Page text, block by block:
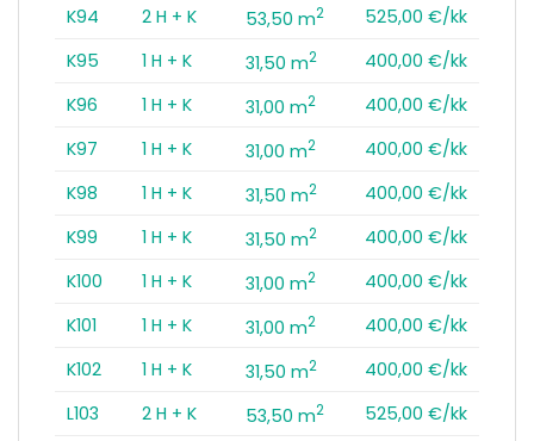
K94
2 H + K 53,50 m2
525,00 €/kk
K95
1 H + K 31,50 m2
400,00 €/kk
K96
1 H + K 31,00 m2
400,00 €/kk
K97
1 H + K 31,00 m2
400,00 €/kk
K98
1 H + K 31,50 m2
400,00 €/kk
K99
1 H + K 31,50 m2
400,00 €/kk
K100
1 H + K 31,00 m2
400,00 €/kk
K101
1 H + K 31,00 m2
400,00 €/kk
K102
1 H + K 31,50 m2
400,00 €/kk
L103
2 H + K 53,50 m2
525,00 €/kk